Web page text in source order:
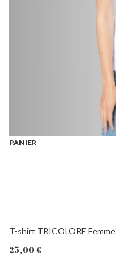
PANIER
T-shirt TRICOLORE Femme
25,00 €